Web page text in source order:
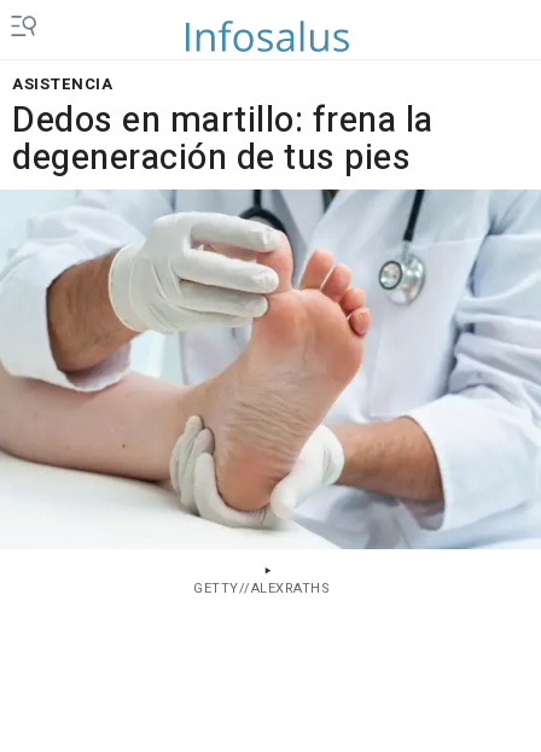
ASISTENCIA
Dedos en martillo: frena la
degeneración de tus pies
GETTY//ALEXRATHS